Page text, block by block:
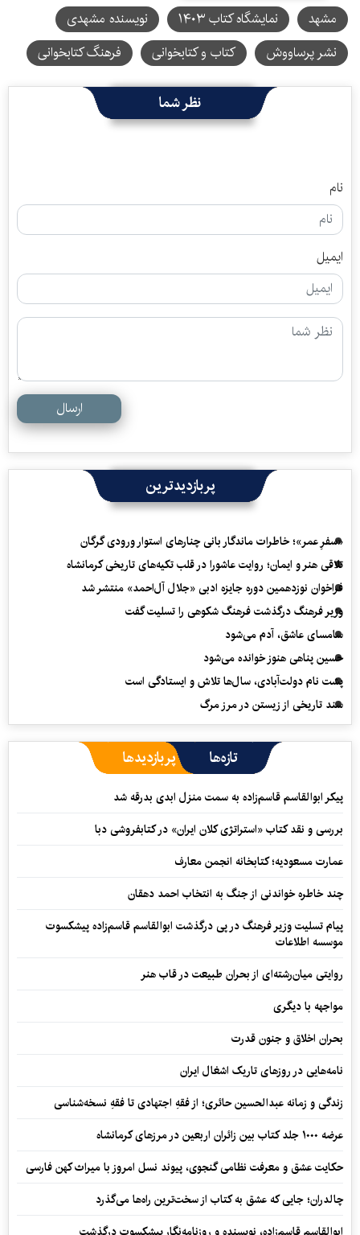
مشهد نمایشگاه کتاب ۱۴۰۳
نویسنده مشهدی
نشر پرساووش
کتاب و کتابخوانی فرهنگ کتابخوانی
نظر شما
نام
ایمیل
ارسال
پربازدیدترین
«سفرِ عمر»؛ خاطرات ماندگار بانی چنارهای استوار ورودی گرگان
تلاقی هنر و ایمان؛ روایت عاشورا در قلب تکیه‌های تاریخی کرمانشاه
فراخوان نوزدهمین دوره جایزه ادبی «جلال آل‌احمد» منتشر شد
وزیر فرهنگ درگذشت فرهنگ شکوهی را تسلیت گفت
سامسای عاشق، آدم می‌شود
حسین پناهی هنوز خوانده می‌شود
پشت نام دولت‌آبادی، سال‌ها تلاش و ایستادگی است
سند تاریخی از زیستن در مرز مرگ
تازه‌ها پربازدیدها
پیکر ابوالقاسم قاسم‌زاده به سمت منزل ابدی بدرقه شد
بررسی و نقد کتاب «استراتژی کلان ایران» در کتابفروشی دبا
عمارت مسعودیه؛ کتابخانه انجمن معارف
چند خاطره خواندنی از جنگ به انتخاب احمد دهقان
پیام تسلیت وزیر فرهنگ در پی درگذشت ابوالقاسم قاسم‌زاده پیشکسوت
موسسه اطلاعات
روایتی میان‌رشته‌ای از بحران طبیعت در قاب هنر
مواجهه با دیگری
بحران اخلاق و جنون قدرت
نامه‌هایی در روزهای تاریک اشغال ایران
زندگی و زمانه عبدالحسین حائری؛ از فقهِ اجتهادی تا فقهِ نسخه‌شناسی
عرضه ۱۰۰۰ جلد کتاب بین زائران اربعین در مرزهای کرمانشاه
حکایت عشق و معرفت نظامی گنجوی، پیوند نسل امروز با میراث کهن فارسی
چالدران؛ جایی که عشق به کتاب از سخت‌ترین راه‌ها می‌گذرد